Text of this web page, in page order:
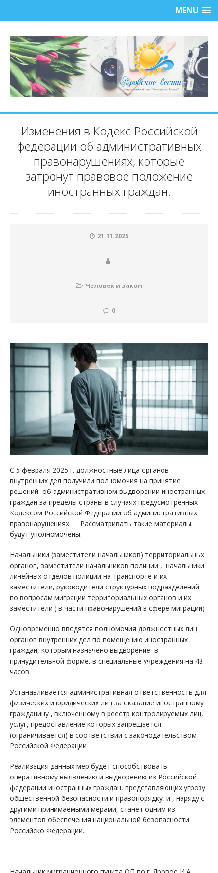
MENU
Изменения в Кодекс Российской
федерации об административных
правонарушениях, которые
затронут правовое положение
иностранных граждан.
21.11.2025
Человек и закон
0
С 5 февраля 2025 г. должностные лица органов
внутренних дел получили полномочия на принятие
решений об административном выдворении иностранных
граждан за пределы страны в случаях предусмотренных
Кодексом Российской Федерации об административных
правонарушениях. Рассматривать такие материалы
будут уполномочены:
Начальники (заместители начальников) территориальных
органов, заместители начальников полиции , начальники
линейных отделов полиции на транспорте и их
заместители, руководители структурных подразделений
по вопросам миграции территориальных органов и их
заместители ( в части правонарушений в сфере миграции)
Одновременно вводятся полномочия должностных лиц
органов внутренних дел по помещению иностранных
граждан, которым назначено выдворение в
принудительной форме, в специальные учреждения на 48
часов.
Устанавливается административная ответственность для
физических и юридических лиц за оказание иностранному
гражданину , включенному в реестр контролируемых лиц,
услуг, предоставление которых запрещается
(ограничивается) в соответствии с законодательством
Российской Федерации
Реализация данных мер будет способствовать
оперативному выявлению и выдворению из Российской
федерации иностранных граждан, представляющих угрозу
общественной безопасности и правопорядку, и , наряду с
другими принимаемыми мерами, станет одним из
элементов обеспечения национальной безопасности
Российско Федерации.